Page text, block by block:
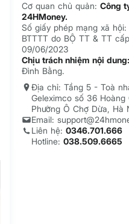
Cơ quan chủ quản:Công
24HMoney.
Số giấy phép mạng xã
BTTTT do BỘ TT & TT
09/06/2023
Chịu trách nhiệm nội dung:
Đình Bằng.
Địa chỉ: Tầng 5 - Toà
Geleximco số 36 Hoàng
Phường Ô Chợ Dừa, Hà
Email:
Liên hệ:0346.701.666
Hotline:038.509.6665